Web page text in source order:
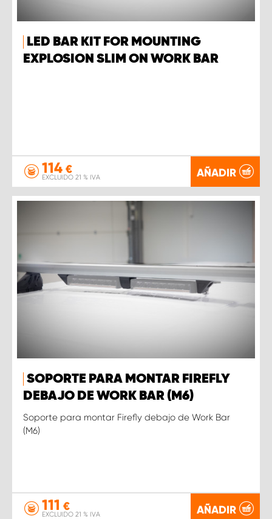
LED BAR KIT FOR MOUNTING
EXPLOSION SLIM ON WORK BAR
114 €
EXCLUIDO 21 % IVA AÑADIR
SOPORTE PARA MONTAR FIREFLY
DEBAJO DE WORK BAR (M6)
Soporte para montar Firefly debajo de Work Bar
(M6)
111 €
EXCLUIDO 21 % IVA AÑADIR